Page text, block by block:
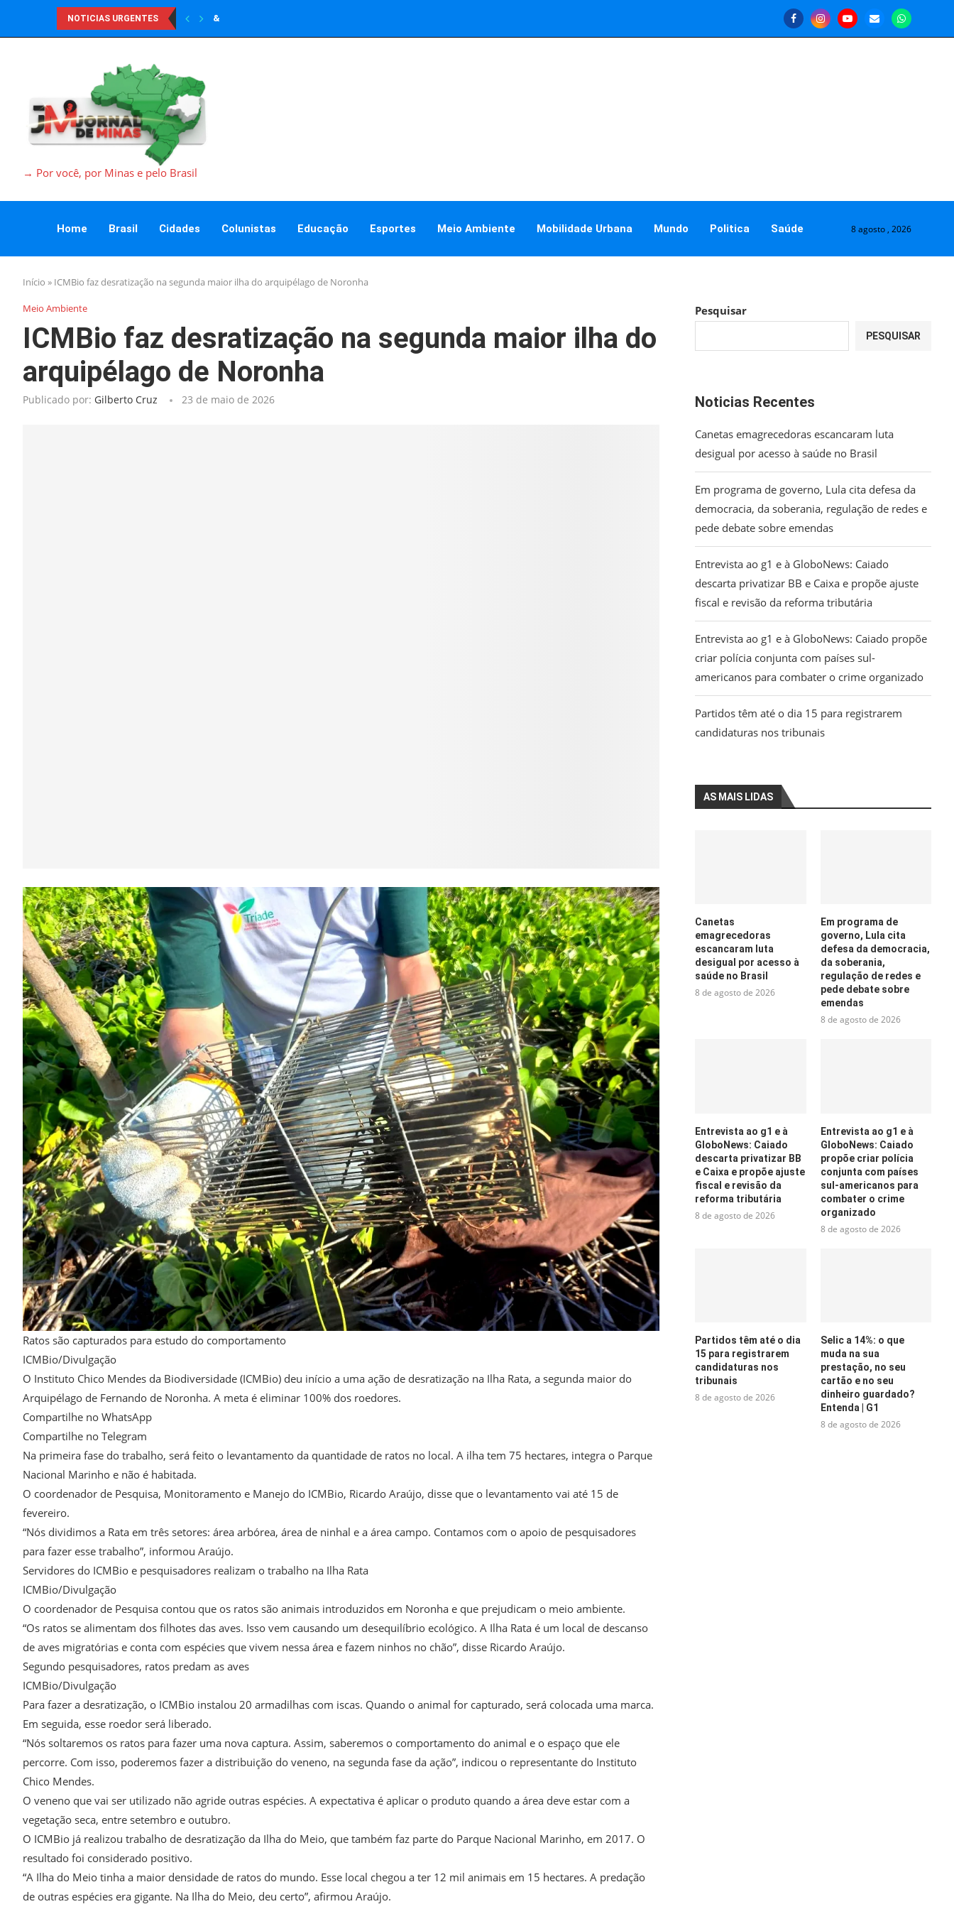
NOTICIAS URGENTES &
→ Por você, por Minas e pelo Brasil
Home Brasil Cidades Colunistas Educação Esportes Meio Ambiente Mobilidade Urbana Mundo Politica Saúde 8 agosto , 2026
Início » ICMBio faz desratização na segunda maior ilha do arquipélago de Noronha
Meio Ambiente
ICMBio faz desratização na segunda maior ilha do
arquipélago de Noronha
Publicado por: Gilberto Cruz 23 de maio de 2026
Ratos são capturados para estudo do comportamento
ICMBio/Divulgação
O Instituto Chico Mendes da Biodiversidade (ICMBio) deu início a uma ação de desratização na Ilha Rata, a segunda maior do
Arquipélago de Fernando de Noronha. A meta é eliminar 100% dos roedores.
Compartilhe no WhatsApp
Compartilhe no Telegram
Na primeira fase do trabalho, será feito o levantamento da quantidade de ratos no local. A ilha tem 75 hectares, integra o Parque
Nacional Marinho e não é habitada.
O coordenador de Pesquisa, Monitoramento e Manejo do ICMBio, Ricardo Araújo, disse que o levantamento vai até 15 de
fevereiro.
“Nós dividimos a Rata em três setores: área arbórea, área de ninhal e a área campo. Contamos com o apoio de pesquisadores
para fazer esse trabalho”, informou Araújo.
Servidores do ICMBio e pesquisadores realizam o trabalho na Ilha Rata
ICMBio/Divulgação
O coordenador de Pesquisa contou que os ratos são animais introduzidos em Noronha e que prejudicam o meio ambiente.
“Os ratos se alimentam dos filhotes das aves. Isso vem causando um desequilíbrio ecológico. A Ilha Rata é um local de descanso
de aves migratórias e conta com espécies que vivem nessa área e fazem ninhos no chão”, disse Ricardo Araújo.
Segundo pesquisadores, ratos predam as aves
ICMBio/Divulgação
Para fazer a desratização, o ICMBio instalou 20 armadilhas com iscas. Quando o animal for capturado, será colocada uma marca.
Em seguida, esse roedor será liberado.
“Nós soltaremos os ratos para fazer uma nova captura. Assim, saberemos o comportamento do animal e o espaço que ele
percorre. Com isso, poderemos fazer a distribuição do veneno, na segunda fase da ação”, indicou o representante do Instituto
Chico Mendes.
O veneno que vai ser utilizado não agride outras espécies. A expectativa é aplicar o produto quando a área deve estar com a
vegetação seca, entre setembro e outubro.
O ICMBio já realizou trabalho de desratização da Ilha do Meio, que também faz parte do Parque Nacional Marinho, em 2017. O
resultado foi considerado positivo.
“A Ilha do Meio tinha a maior densidade de ratos do mundo. Esse local chegou a ter 12 mil animais em 15 hectares. A predação
de outras espécies era gigante. Na Ilha do Meio, deu certo”, afirmou Araújo.
Pesquisar
PESQUISAR
Noticias Recentes
Canetas emagrecedoras escancaram luta
desigual por acesso à saúde no Brasil
Em programa de governo, Lula cita defesa da
democracia, da soberania, regulação de redes e
pede debate sobre emendas
Entrevista ao g1 e à GloboNews: Caiado
descarta privatizar BB e Caixa e propõe ajuste
fiscal e revisão da reforma tributária
Entrevista ao g1 e à GloboNews: Caiado propõe
criar polícia conjunta com países sul-
americanos para combater o crime organizado
Partidos têm até o dia 15 para registrarem
candidaturas nos tribunais
AS MAIS LIDAS
Canetas
emagrecedoras
escancaram luta
desigual por acesso à
saúde no Brasil
8 de agosto de 2026
Em programa de
governo, Lula cita
defesa da democracia,
da soberania,
regulação de redes e
pede debate sobre
emendas
8 de agosto de 2026
Entrevista ao g1 e à
GloboNews: Caiado
descarta privatizar BB
e Caixa e propõe ajuste
fiscal e revisão da
reforma tributária
8 de agosto de 2026
Entrevista ao g1 e à
GloboNews: Caiado
propõe criar polícia
conjunta com países
sul-americanos para
combater o crime
organizado
8 de agosto de 2026
Partidos têm até o dia
15 para registrarem
candidaturas nos
tribunais
8 de agosto de 2026
Selic a 14%: o que
muda na sua
prestação, no seu
cartão e no seu
dinheiro guardado?
Entenda | G1
8 de agosto de 2026